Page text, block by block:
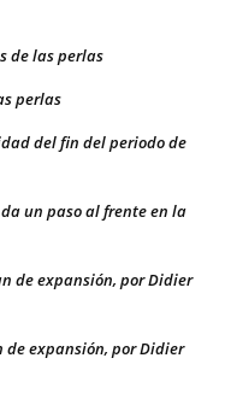
de las perlas
perlas
del fin del periodo de
un paso al frente en la
de expansión, por Didier
de expansión, por Didier